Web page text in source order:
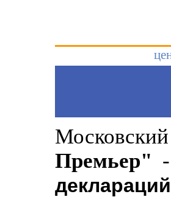
Премьер"